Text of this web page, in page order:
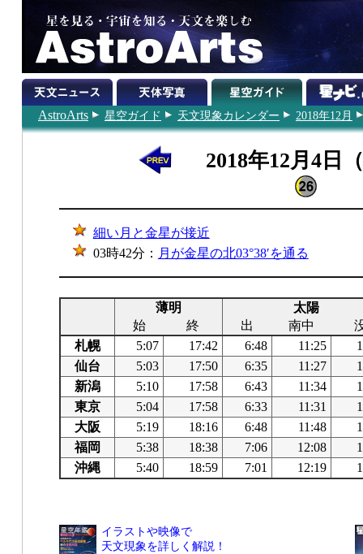
AstroArts 星空ガイド 天文現象カレンダー 2018年12月
2018年12月4日
細い月と金星が接近
03時42分： 月が金星の北03°38′を通る
薄明
太陽
始
終 出 南中
札幌
5:07 17:42 6:48 11:25
仙台
5:03 17:50 6:35 11:27
新潟
5:10 17:58 6:43 11:34
東京
5:04 17:58 6:33 11:31
大阪
5:19 18:16 6:48 11:48
福岡
5:38 18:38 7:06 12:08
沖縄
5:40 18:59 7:01 12:19
イラストや映像で
天文現象を詳しく解説！